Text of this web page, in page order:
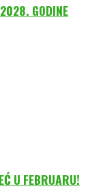
GODINE
U FEBRUARU!